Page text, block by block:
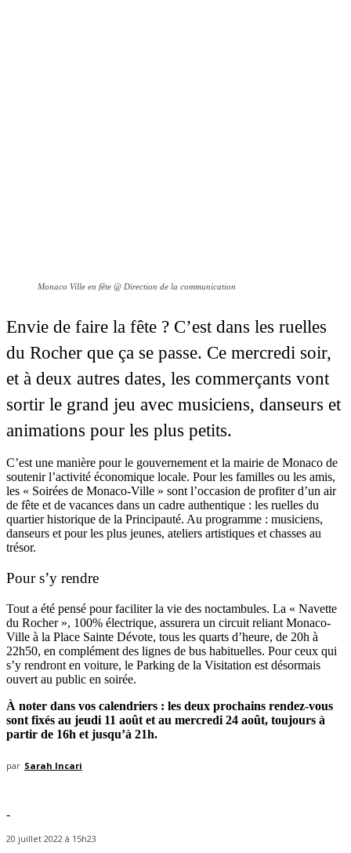
Monaco Ville en fête @ Direction de la communication
Envie de faire la fête ? C’est dans les ruelles
du Rocher que ça se passe. Ce mercredi soir,
et à deux autres dates, les commerçants vont
sortir le grand jeu avec musiciens, danseurs et
animations pour les plus petits.
C’est une manière pour le gouvernement et la mairie de Monaco de
soutenir l’activité économique locale. Pour les familles ou les amis,
les « Soirées de Monaco-Ville » sont l’occasion de profiter d’un air
de fête et de vacances dans un cadre authentique : les ruelles du
quartier historique de la Principauté. Au programme : musiciens,
danseurs et pour les plus jeunes, ateliers artistiques et chasses au
trésor.
Pour s’y rendre
Tout a été pensé pour faciliter la vie des noctambules. La « Navette
du Rocher », 100% électrique, assurera un circuit reliant Monaco-
Ville à la Place Sainte Dévote, tous les quarts d’heure, de 20h à
22h50, en complément des lignes de bus habituelles. Pour ceux qui
s’y rendront en voiture, le Parking de la Visitation est désormais
ouvert au public en soirée.
À noter dans vos calendriers : les deux prochains rendez-vous
sont fixés au jeudi 11 août et au mercredi 24 août, toujours à
partir de 16h et jusqu’à 21h.
par Sarah Incari
-
20 juillet 2022 à 15h23